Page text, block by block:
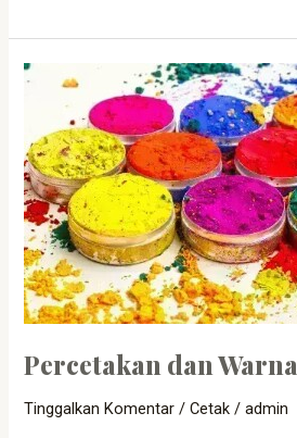
Percetakan dan Warna
Tinggalkan Komentar /Cetak /admin
Percetakan
Warna